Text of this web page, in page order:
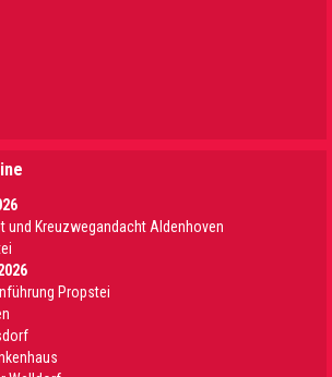
und Kreuzwegandacht Aldenhoven
Propstei